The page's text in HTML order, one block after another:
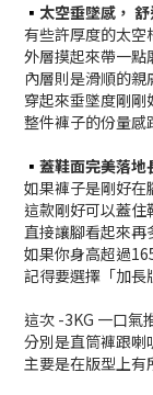
▪️ 太空垂墜感，
有些許厚度的太空
外層摸起來帶一點
內層則是滑順的親
穿起來垂墜度剛剛
整件褲子的份量感
▪️ 蓋鞋面完美落地
如果褲子是剛好在
這款剛好可以蓋住
直接讓腳看起來再
如果你身高超過
記得要選擇「加長
這次 -3KG 一口氣
分別是直筒褲跟喇
主要是在版型上有